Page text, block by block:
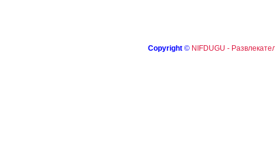
Copyright © NIFDUGU -